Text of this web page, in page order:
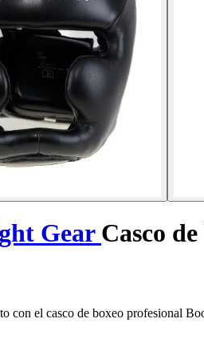
Gear Casco
con el casco de boxeo profesional